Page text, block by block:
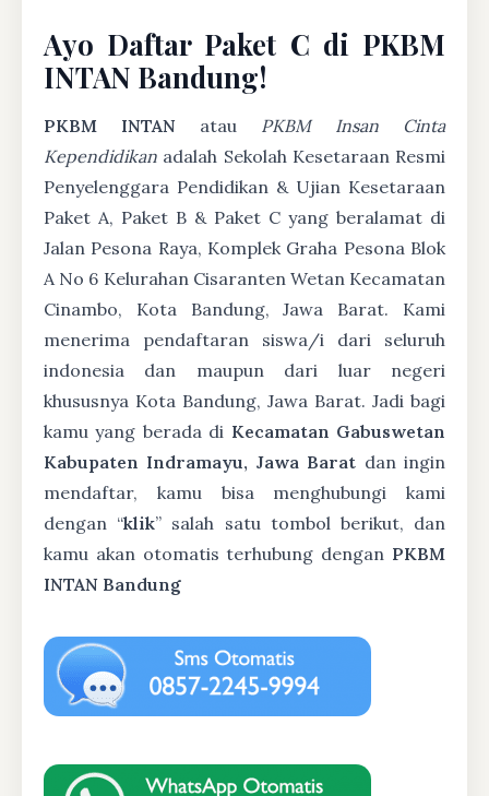
Ayo Daftar Paket C di PKBM
INTAN Bandung!
PKBM INTAN atau PKBM Insan Cinta
Kependidikan adalah Sekolah Kesetaraan Resmi
Penyelenggara Pendidikan & Ujian Kesetaraan
Paket A, Paket B & Paket C yang beralamat di
Jalan Pesona Raya, Komplek Graha Pesona Blok
A No 6 Kelurahan Cisaranten Wetan Kecamatan
Cinambo, Kota Bandung, Jawa Barat. Kami
menerima pendaftaran siswa/i dari seluruh
indonesia dan maupun dari luar negeri
khususnya Kota Bandung, Jawa Barat. Jadi bagi
kamu yang berada di Kecamatan Gabuswetan
Kabupaten Indramayu, Jawa Barat dan ingin
mendaftar, kamu bisa menghubungi kami
dengan “klik” salah satu tombol berikut, dan
kamu akan otomatis terhubung dengan PKBM
INTAN Bandung